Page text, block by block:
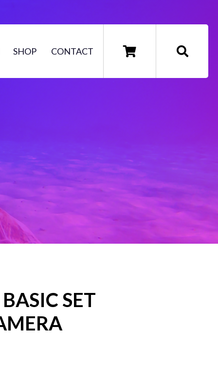
SHOP CONTACT
SET